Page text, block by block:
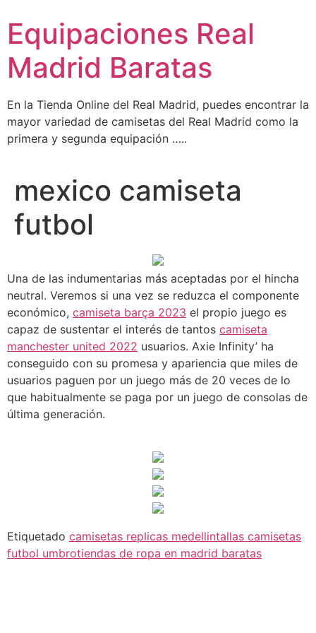
contenido
Equipaciones Real
Madrid Baratas
En la Tienda Online del Real Madrid, puedes encontrar la
mayor variedad de camisetas del Real Madrid como la
primera y segunda equipación …..
mexico camiseta
futbol
Una de las indumentarias más aceptadas por el hincha
neutral. Veremos si una vez se reduzca el componente
económico, camiseta barça 2023 el propio juego es
capaz de sustentar el interés de tantos camiseta
manchester united 2022 usuarios. Axie Infinity’ ha
conseguido con su promesa y apariencia que miles de
usuarios paguen por un juego más de 20 veces de lo
que habitualmente se paga por un juego de consolas de
última generación.
Etiquetado camisetas replicas medellintallas camisetas
futbol umbrotiendas de ropa en madrid baratas